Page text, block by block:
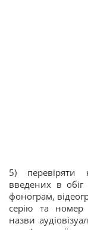
5) перевіряти
введених в обіг
фонограм,
серію та номер
назви